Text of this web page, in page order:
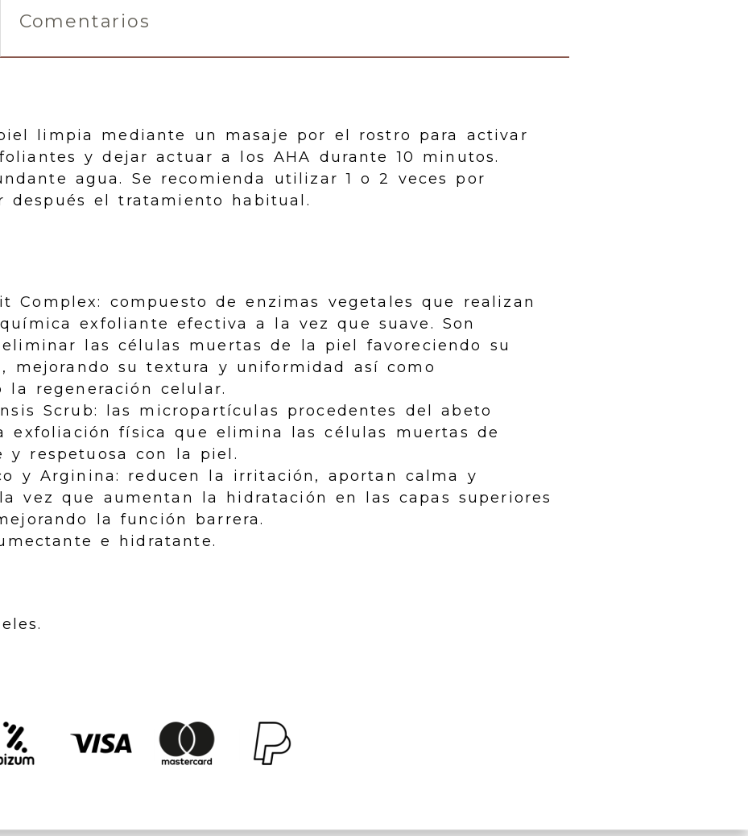
Comentarios
limpia mediante un masaje por el rostro para activar
y dejar actuar a los AHA durante 10 minutos.
agua. Se recomienda utilizar 1 o 2 veces por
después el tratamiento habitual.
Complex: compuesto de enzimas vegetales que realizan
exfoliante efectiva a la vez que suave. Son
eliminar las células muertas de la piel favoreciendo su
mejorando su textura y uniformidad así como
la regeneración celular.
Scrub: las micropartículas procedentes del abeto
exfoliación física que elimina las células muertas de
y respetuosa con la piel.
y Arginina: reducen la irritación, aportan calma y
vez que aumentan la hidratación en las capas superiores
la función barrera.
e hidratante.